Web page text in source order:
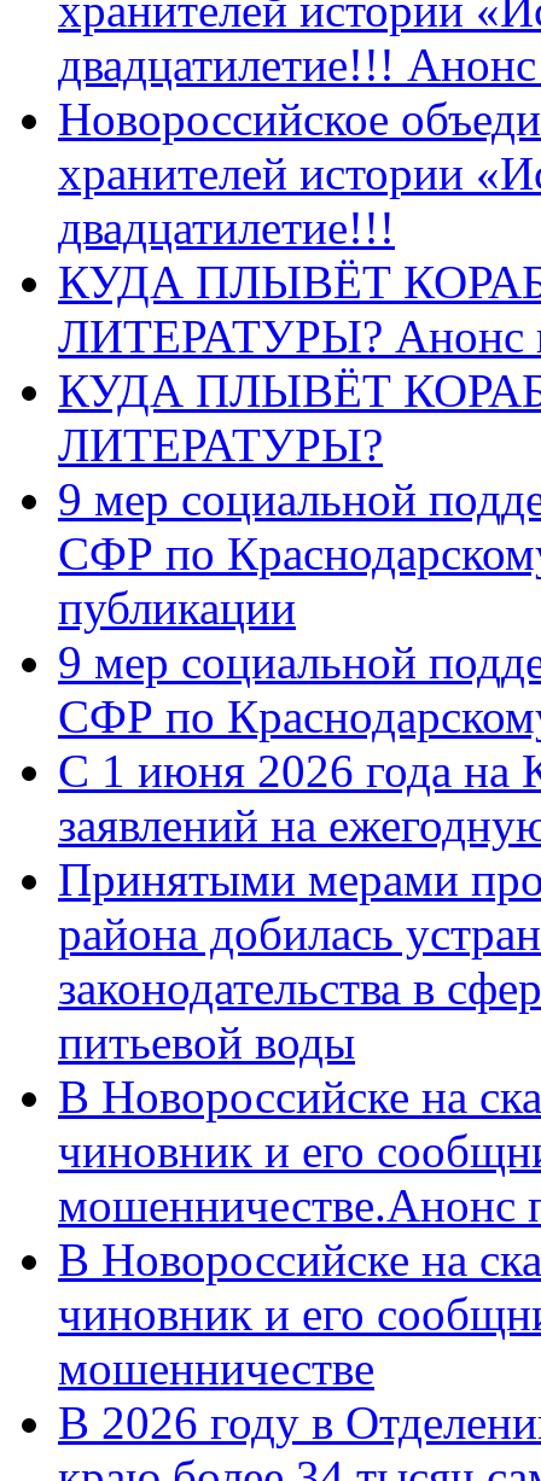
хранителей истории
двадцатилетие!!!
Новороссийское
хранителей истории
двадцатилетие!!!
КУДА ПЛЫВЁТ
ЛИТЕРАТУРЫ? Анонс
КУДА ПЛЫВЁТ
ЛИТЕРАТУРЫ?
9 мер социальной
СФР по
публикации
9 мер социальной
СФР по
С 1 июня 2026 года на
заявлений на
Принятыми мерами
района добилась
законодательства в
питьевой воды
В Новороссийске на
чиновник и его
мошенничестве.Анонс
В Новороссийске на
чиновник и его
мошенничестве
В 2026 году в